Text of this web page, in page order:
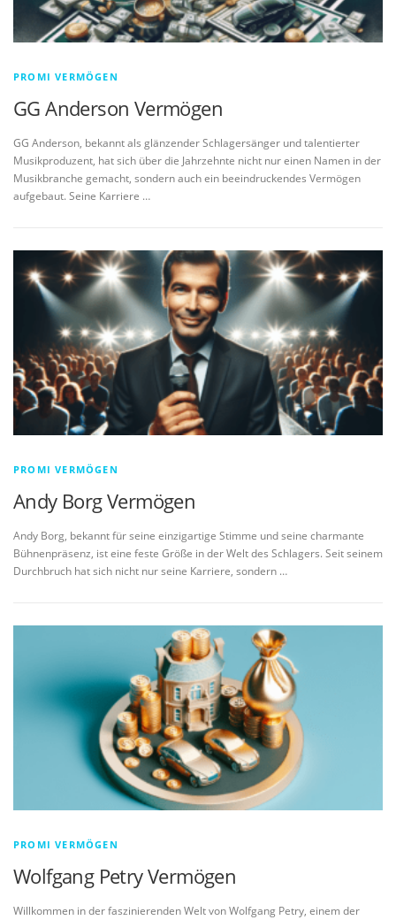
PROMI VERMÖGEN
GG Anderson Vermögen
GG Anderson, bekannt als glänzender Schlagersänger und talentierter
Musikproduzent, hat sich über die Jahrzehnte nicht nur einen Namen in der
Musikbranche gemacht, sondern auch ein beeindruckendes Vermögen
aufgebaut. Seine Karriere …
PROMI VERMÖGEN
Andy Borg Vermögen
Andy Borg, bekannt für seine einzigartige Stimme und seine charmante
Bühnenpräsenz, ist eine feste Größe in der Welt des Schlagers. Seit seinem
Durchbruch hat sich nicht nur seine Karriere, sondern …
PROMI VERMÖGEN
Wolfgang Petry Vermögen
Willkommen in der faszinierenden Welt von Wolfgang Petry, einem der